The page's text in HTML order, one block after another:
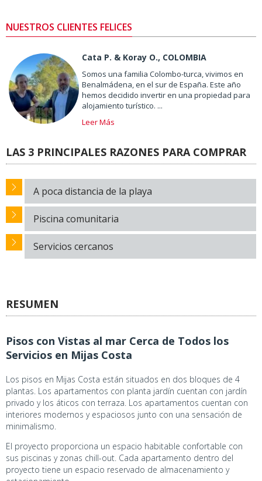
NUESTROS CLIENTES FELICES
Cata P. & Koray O., COLOMBIA
Somos una familia Colombo-turca, vivimos en
Benalmádena, en el sur de España. Este año
hemos decidido invertir en una propiedad para
alojamiento turístico. ...
Leer Más
LAS 3 PRINCIPALES RAZONES PARA COMPRAR
A poca distancia de la playa
Piscina comunitaria
Servicios cercanos
RESUMEN
Pisos con Vistas al mar Cerca de Todos los
Servicios en Mijas Costa
Los pisos en Mijas Costa están situados en dos bloques de 4
plantas. Los apartamentos con planta jardín cuentan con jardín
privado y los áticos con terraza. Los apartamentos cuentan con
interiores modernos y espaciosos junto con una sensación de
minimalismo.
El proyecto proporciona un espacio habitable confortable con
sus piscinas y zonas chill-out. Cada apartamento dentro del
proyecto tiene un espacio reservado de almacenamiento y